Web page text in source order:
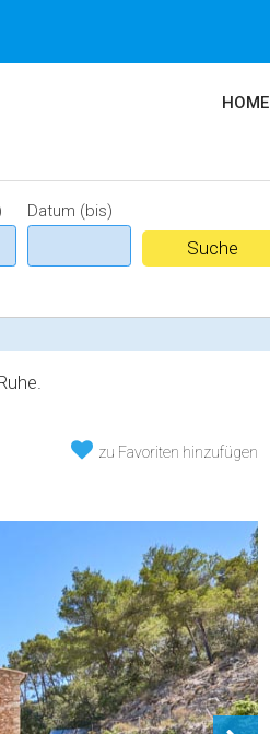
HOME
Datum (bis)
zu Favoriten hinzufügen